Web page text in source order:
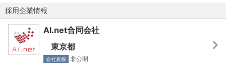
情報のゲートキーパー： 優先順位の低い案件をブロックま
たは代理対応し、代表に届けるべき重要案件（プロジェク
トの進捗など）を厳選して繋ぎます。
? 一言で言うと
・海外視察（CATL/HUAWEI他）
採用企業情報
AI.net合同会社
東京都
会社規模 非公開